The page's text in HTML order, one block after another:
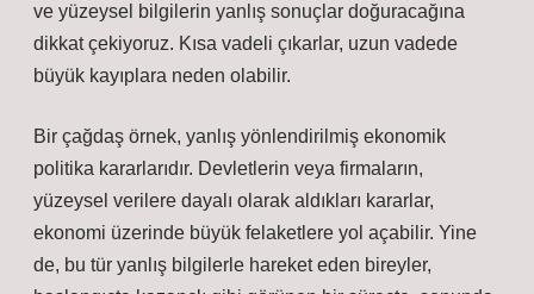
ve yüzeysel bilgilerin yanlış sonuçlar doğuracağına
dikkat çekiyoruz. Kısa vadeli çıkarlar, uzun vadede
büyük kayıplara neden olabilir.
Bir çağdaş örnek, yanlış yönlendirilmiş ekonomik
politika kararlarıdır. Devletlerin veya firmaların,
yüzeysel verilere dayalı olarak aldıkları kararlar,
ekonomi üzerinde büyük felaketlere yol açabilir. Yine
de, bu tür yanlış bilgilerle hareket eden bireyler,